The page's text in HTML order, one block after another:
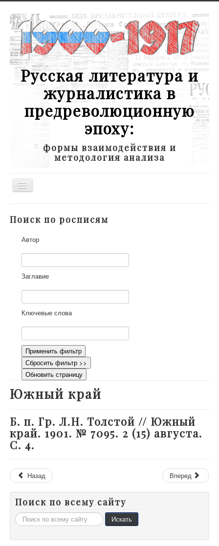
Русская литература и
журналистика в
предреволюционную
эпоху:
формы взаимодействия и
методология анализа
Toggle
Участники
Научная работа
Как работать с сайтом
Контакты
Поиск по росписям
Автор
Заглавие
Ключевые слова
Применить фильтр
Сбросить фильтр >>
Обновить страницу
Южный край
Б. п. Гр. Л.Н. Толстой // Южный
край. 1901. № 7095. 2 (15) августа.
С. 4.
Назад Вперед
Поиск по всему сайту
Искать... Искать